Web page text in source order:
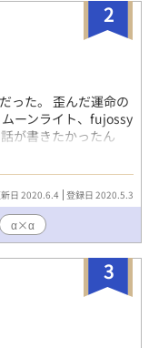
2
った。 歪んだ運命の
ーンライト、fujossy
が書きたかったん
なんなら受けが攻め
いしいんだけど……
日 2020.6.4 登録日 2020.5.3
α×α
3